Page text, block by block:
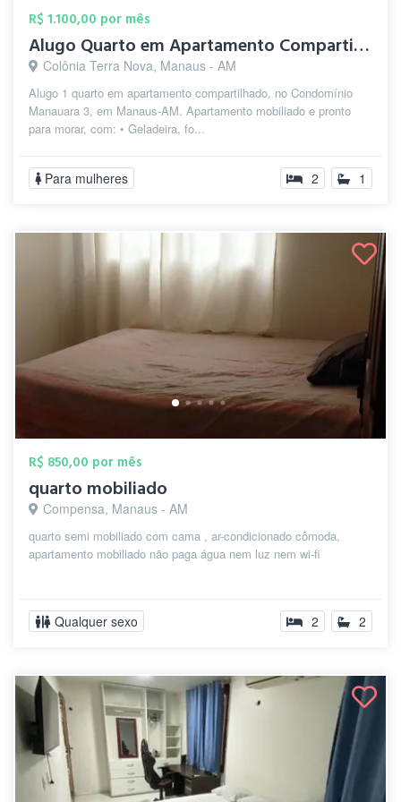
R$ 1.100,00 por mês
Alugo Quarto em Apartamento Compartilhad...
Colônia Terra Nova, Manaus - AM
Alugo 1 quarto em apartamento compartilhado, no Condomínio
Manauara 3, em Manaus-AM. Apartamento mobiliado e pronto
para morar, com: • Geladeira, fo...
Para mulheres 2 1
R$ 850,00 por mês
quarto mobiliado
Compensa, Manaus - AM
quarto semi mobiliado com cama , ar-condicionado cômoda,
apartamento mobiliado não paga água nem luz nem wi-fi
Qualquer sexo 2 2